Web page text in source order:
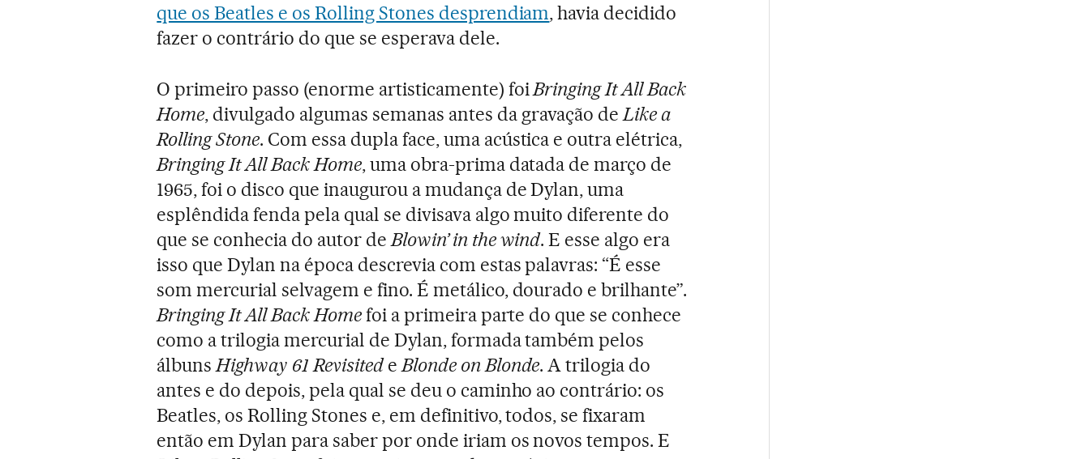
que os Beatles e os Rolling Stones desprendiam, havia decidido
fazer o contrário do que se esperava dele.
O primeiro passo (enorme artisticamente) foiBringing It All Back
Home, divulgado algumas semanas antes da gravação deLike a
Rolling Stone. Com essa dupla face, uma acústica e outra elétrica,
Bringing It All Back Home, uma obra-prima datada de março de
1965, foi o disco que inaugurou a mudança de Dylan, uma
esplêndida fenda pela qual se divisava algo muito diferente do
que se conhecia do autor deBlowin’ in the wind. E esse algo era
isso que Dylan na época descrevia com estas palavras: “É esse
som mercurial selvagem e fino. É metálico, dourado e brilhante”.
Bringing It All Back Homefoi a primeira parte do que se conhece
como a trilogia mercurial de Dylan, formada também pelos
álbunsHighway 61 RevisitedeBlonde on Blonde. A trilogia do
antes e do depois, pela qual se deu o caminho ao contrário: os
Beatles, os Rolling Stones e, em definitivo, todos, se fixaram
então em Dylan para saber por onde iriam os novos tempos. E